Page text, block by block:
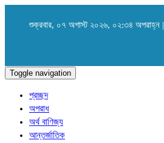
শুক্রবার, ০৭ অগাস্ট ২০২৬, ০২:৩৪ অপরাহ্ন |
Toggle navigation
প্রচ্ছদ
অপরাধ
অর্থ বাণিজ্য
আন্তর্জাতিক